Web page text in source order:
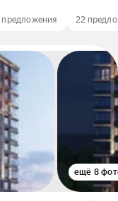
предложения 22
ещё 8